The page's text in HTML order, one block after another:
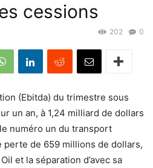
cessions
0
202
(Ebitda) du trimestre sous
un an, à 1,24 milliard de dollars
le numéro un du transport
perte de 659 millions de dollars,
et la séparation d’avec sa